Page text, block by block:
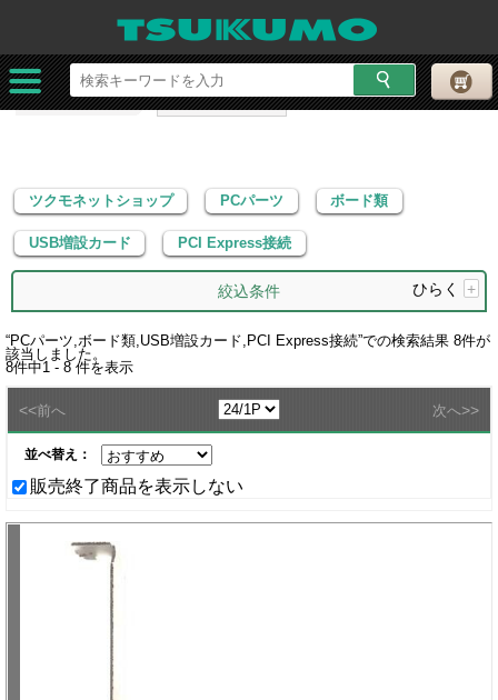
ツクモネットショップ PCパーツ
USB増設カード
PCI Express接続
ツクモネットショップ PCパーツ ボード類
USB増設カード PCI Express接続
絞込条件 ひらく +
“PCパーツ,ボード類,USB増設カード,PCI Express接続”での検索結果 8件が
該当しました。
8件中1 - 8 件を表示
<<前へ 次へ>>
並べ替え：
販売終了商品を表示しない